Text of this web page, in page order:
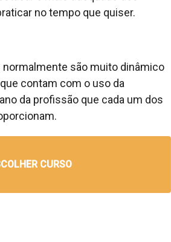
no tempo que quiser.
são muito dinâmico
contam com o uso da
da profissão que cada um dos
CURSO